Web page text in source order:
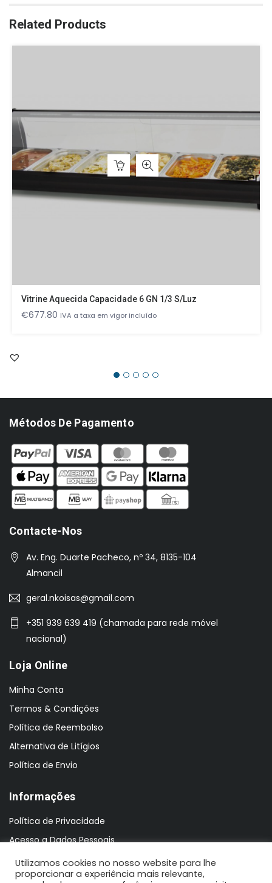
Related Products
Vitrine Aquecida Capacidade 6 GN 1/3 S/luz
€677.80 IVA a taxa em vigor incluído
Métodos De Pagamento
Contacte-Nos
Av. Eng. Duarte Pacheco, nº 34, 8135-104
Almancil
geral.nkoisas@gmail.com
+351 939 639 419 (chamada para rede móvel
nacional)
Loja Online
Minha Conta
Termos & Condições
Política de Reembolso
Alternativa de Litígios
Política de Envio
Informações
Política de Privacidade
Acesso a Dados Pessoais
Utilizamos cookies no nosso website para lhe
proporcionar a experiência mais relevante,